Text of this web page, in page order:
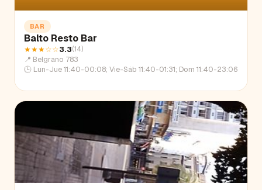
BAR
Balto Resto Bar
★★★☆☆3.3(14)
📍 Belgrano 783
🕒 Lun-Jue 11:40-00:08; Vie-Sáb 11:40-01:31; Dom 11:40-23:06